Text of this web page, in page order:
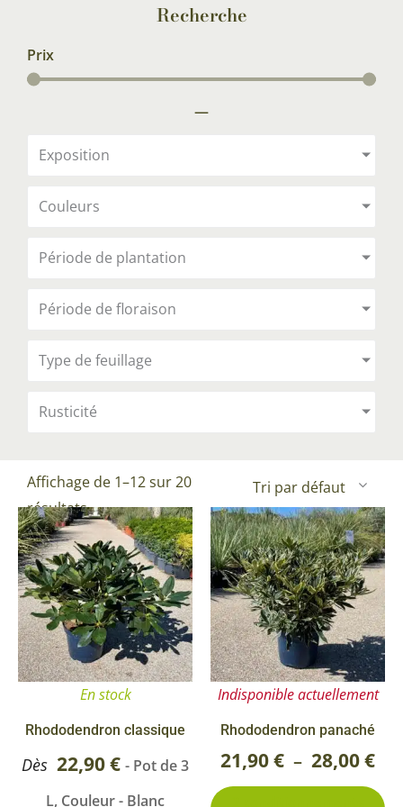
Recherche
Prix
—
Exposition
Couleurs
Période de plantation
Période de floraison
Type de feuillage
Rusticité
Affichage de 1–12 sur 20
résultats
En stock
Rhododendron classique
Dès 22,90€ - Pot de 3
L, Couleur - Blanc
Ce
produit
a
plusieurs
variations.
Les
options
peuvent
choisies
Indisponible actuellement
Rhododendron panaché
21,90€ – 28,00€
de
à
Ce
a